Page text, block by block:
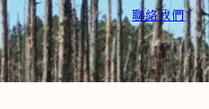
聯絡我們